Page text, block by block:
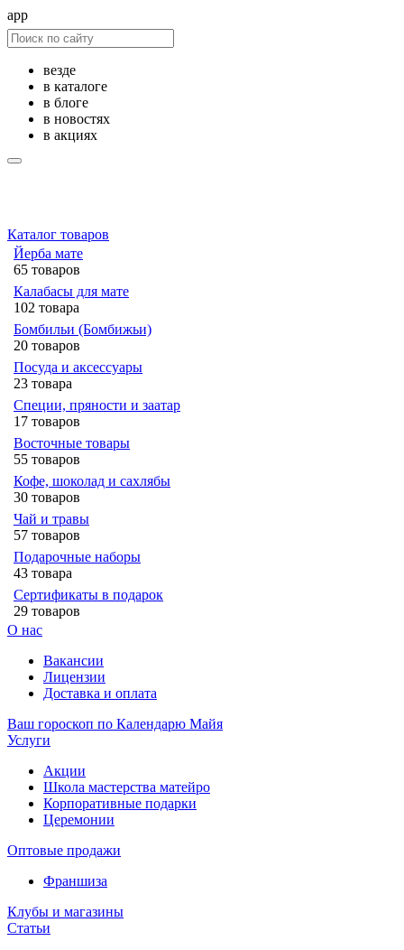
app
везде
в каталоге
в блоге
в новостях
в акциях
Каталог товаров
Йерба мате
65 товаров
Калабасы для мате
102 товара
Бомбильи (Бомбижьи)
20 товаров
Посуда и аксессуары
23 товара
Специи, пряности и заатар
17 товаров
Восточные товары
55 товаров
Кофе, шоколад и сахлябы
30 товаров
Чай и травы
57 товаров
Подарочные наборы
43 товара
Сертификаты в подарок
29 товаров
О нас
Вакансии
Лицензии
Доставка и оплата
Ваш гороскоп по Календарю Майя
Услуги
Акции
Школа мастерства матейро
Корпоративные подарки
Церемонии
Оптовые продажи
Франшиза
Клубы и магазины
Статьи